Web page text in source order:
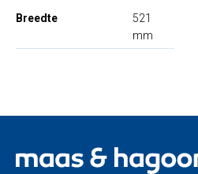
Breedte
521
mm